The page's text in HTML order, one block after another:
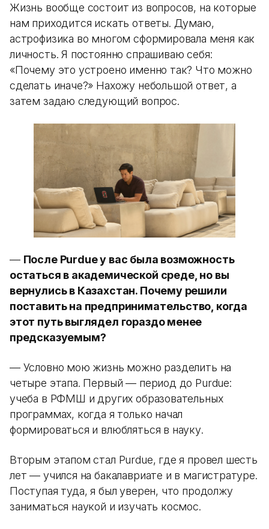
Жизнь вообще состоит из вопросов, на которые
нам приходится искать ответы. Думаю,
астрофизика во многом сформировала меня как
личность. Я постоянно спрашиваю себя:
«Почему это устроено именно так? Что можно
сделать иначе?» Нахожу небольшой ответ, а
затем задаю следующий вопрос.
— После Purdue у вас была возможность
остаться в академической среде, но вы
вернулись в Казахстан. Почему решили
поставить на предпринимательство, когда
этот путь выглядел гораздо менее
предсказуемым?
— Условно мою жизнь можно разделить на
четыре этапа. Первый — период до Purdue:
учеба в РФМШ и других образовательных
программах, когда я только начал
формироваться и влюбляться в науку.
Вторым этапом стал Purdue, где я провел шесть
лет — учился на бакалавриате и в магистратуре.
Поступая туда, я был уверен, что продолжу
заниматься наукой и изучать космос.